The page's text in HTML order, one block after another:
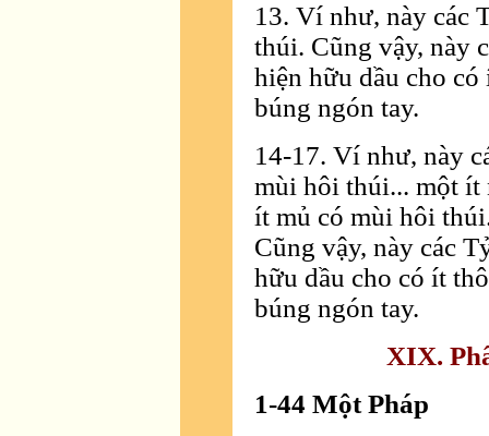
13. Ví như, này các
thúi. Cũng vậy, này
hiện hữu dầu cho
búng ngón tay.
14-17. Ví như, này
mùi hôi thúi... một ít
ít mủ có mùi hôi
Cũng vậy, này các
hữu dầu cho có ít
búng ngón tay.
XIX.
1-44 Một Pháp